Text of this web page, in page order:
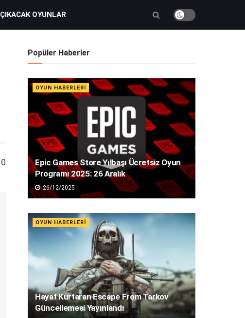
ÇIKACAK OYUNLAR
0
Popüler Haberler
OYUN HABERLERI
Epic Games Store Yılbaşı Ücretsiz Oyun
Programı 2025: 26 Aralık
26/12/2025
OYUN HABERLERI
Hayat Kurtaran Escape From Tarkov
Güncellemesi Yayınlandı